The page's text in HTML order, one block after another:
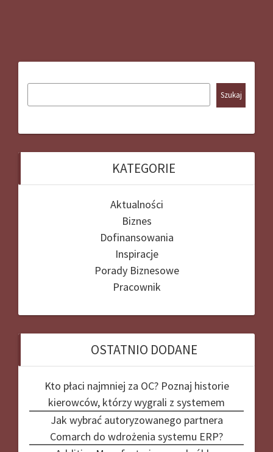
Szukaj
KATEGORIE
Aktualności
Biznes
Dofinansowania
Inspiracje
Porady Biznesowe
Pracownik
OSTATNIO DODANE
Kto płaci najmniej za OC? Poznaj historie
kierowców, którzy wygrali z systemem
Jak wybrać autoryzowanego partnera
Comarch do wdrożenia systemu ERP?